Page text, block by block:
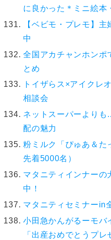
に良かった＊ミニ絵本
【ベビモ・プレモ】
中
全国アカチャンホンポ
とめ
トイザらス×アイク
相談会
ネットスーパーより
配の魅力
粉ミルク「ぴゅあ＆た
先着5000名）
マタニティインナーの
中！
マタニティセミナーin
小田急かんがるーモバ
「出産おめでとうプレ